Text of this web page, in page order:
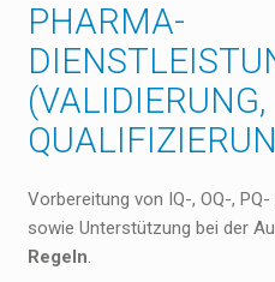
PHARMA-
(VALIDIERUNG,
Vorbereitung von IQ-, OQ-,
sowie Unterstützung bei der
Regeln.